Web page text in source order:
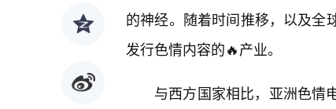
的神经。随着时间推移，以及全
发行色情内容的🔥产业。
与西方国家相比，亚洲色情